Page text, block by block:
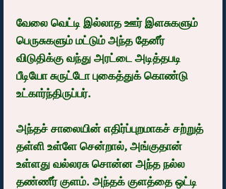
வேலை வெட்டி இல்லாத ஊர் இளசுகளும்
பெருசுகளும் மட்டும் அந்த தேனீர்
விடுதிக்கு வந்து அரட்டை அடித்தபடி
பீடியோ சுருட்டோ புகைத்துக் கொண்டு
உட்கார்ந்திருப்பர்.
அந்தச் சாலையின் எதிர்ப்புறமாகச் சற்றுத்
தள்ளி உள்ளே சென்றால், அங்குதான்
உள்ளது வல்லரசு சொன்ன அந்த நல்ல
தண்ணீர் குளம். அந்தக் குளத்தை ஒட்டி